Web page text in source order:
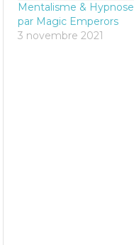
Mentalisme & Hypnose
par Magic Emperors
3 novembre 2021